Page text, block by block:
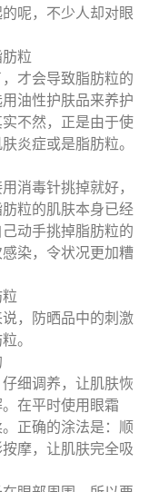
呢，不少人却对眼
粒
才会导致脂肪粒的
油性护肤品来养护
不然，正是由于使
炎症或是脂肪粒。
毒针挑掉就好，
粒的肌肤本身已经
动手挑掉脂肪粒的
染，令状况更加糟
，防晒品中的刺激
。
细调养，让肌肤恢
在平时使用眼霜
正确的涂法是：顺
摩，让肌肤完全吸